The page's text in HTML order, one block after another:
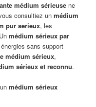
médium sérieuse ne
consultiez unmédium
pur serieux, les
médium sérieux par
sans support
médium sérieux,
sérieux et reconnu.
unmédium sérieux